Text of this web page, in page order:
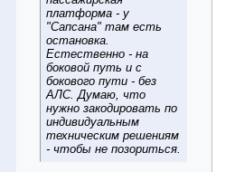
платформа - у
"Сапсана" там есть
остановка.
Естественно - на
боковой путь и с
бокового пути - без
АЛС. Думаю, что
нужно закодировать по
индивидуальным
техническим решениям
- чтобы не позориться.